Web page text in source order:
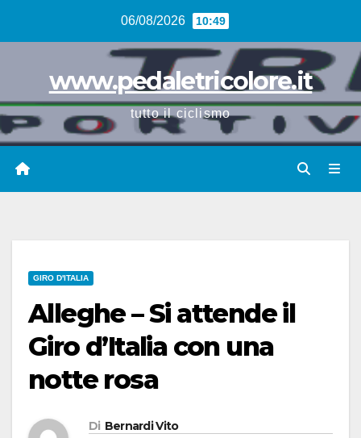
06/08/2026 10:49
www.pedaletricolore.it
tutto il ciclismo
GIRO D'ITALIA
Alleghe – Si attende il
Giro d’Italia con una
notte rosa
Di Bernardi Vito